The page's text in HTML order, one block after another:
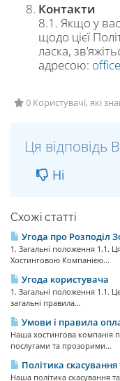
Контакти
8.1. Якщо у
щодо цієї
ласка,
адресою:
0 Користувачі, які
Ця відповідь
Ні
Схожі статті
Угода про Розподіл
1. Загальні положення 1.1.
Хостинговою Компанією...
Угода користувача
1. Загальні положення 1.1.
загальні правила...
Умови і правила
Наша хостингова компанія
послугами та прозорими...
Політика
Наша політика скасування